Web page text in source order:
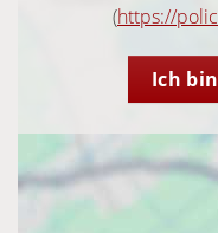
(https://
Ich